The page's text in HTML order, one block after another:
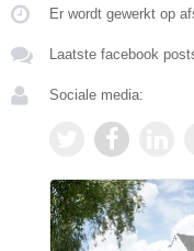
Er wordt gewerkt op
Laatste facebook
Sociale media: